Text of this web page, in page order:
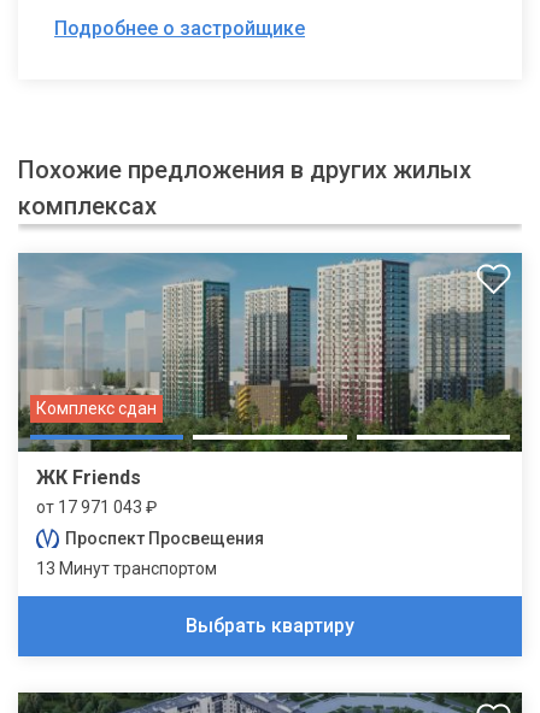
Подробнее о застройщике
Похожие предложения в других жилых
комплексах
Комплекс сдан
ЖК Friends
от 17 971 043 ₽
Проспект Просвещения
13 Минут транспортом
Выбрать квартиру